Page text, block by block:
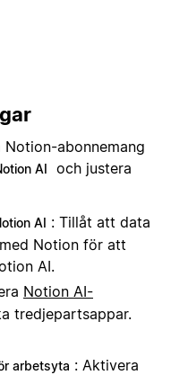
abonnemang
AI
och justera
AI : Tillåt att data
Notion för att
AI.
Notion AI-
tredjepartsappar.
arbetsyta : Aktivera